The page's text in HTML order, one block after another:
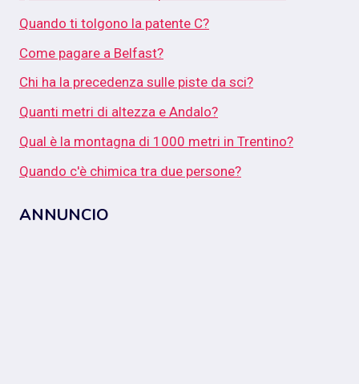
Quando ti tolgono la patente C?
Come pagare a Belfast?
Chi ha la precedenza sulle piste da sci?
Quanti metri di altezza e Andalo?
Qual è la montagna di 1000 metri in Trentino?
Quando c'è chimica tra due persone?
ANNUNCIO